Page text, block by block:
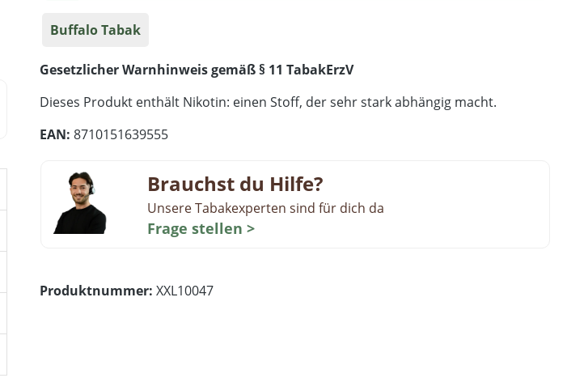
Buffalo Tabak
Gesetzlicher Warnhinweis gemäß § 11 TabakErzV
Dieses Produkt enthält Nikotin: einen Stoff, der sehr stark abhängig macht.
EAN: 8710151639555
Brauchst du Hilfe?
Unsere Tabakexperten sind für dich da
Frage stellen >
Produktnummer: XXL10047